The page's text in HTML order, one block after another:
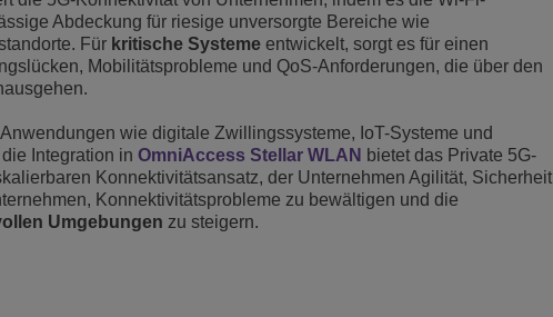
Kundendienstanwendungen
Everything as a Service (XaaS)
Hybrides Arbeiten
Mission-Critical Communications
Digitale Dividenden
Weiterlesen
Sicherheit
Abdeckung für riesige unversorgte Bereiche wie
Für kritische Systeme entwickelt, sorgt es für einen
Mobilitätsprobleme und QoS-Anforderungen, die über den
wie digitale Zwillingssysteme, IoT-Systeme und
Integration in OmniAccess Stellar WLAN bietet das Private 5G-
Konnektivitätsansatz, der Unternehmen Agilität, Sicherheit
Konnektivitätsprobleme zu bewältigen und die
Umgebungen zu steigern.